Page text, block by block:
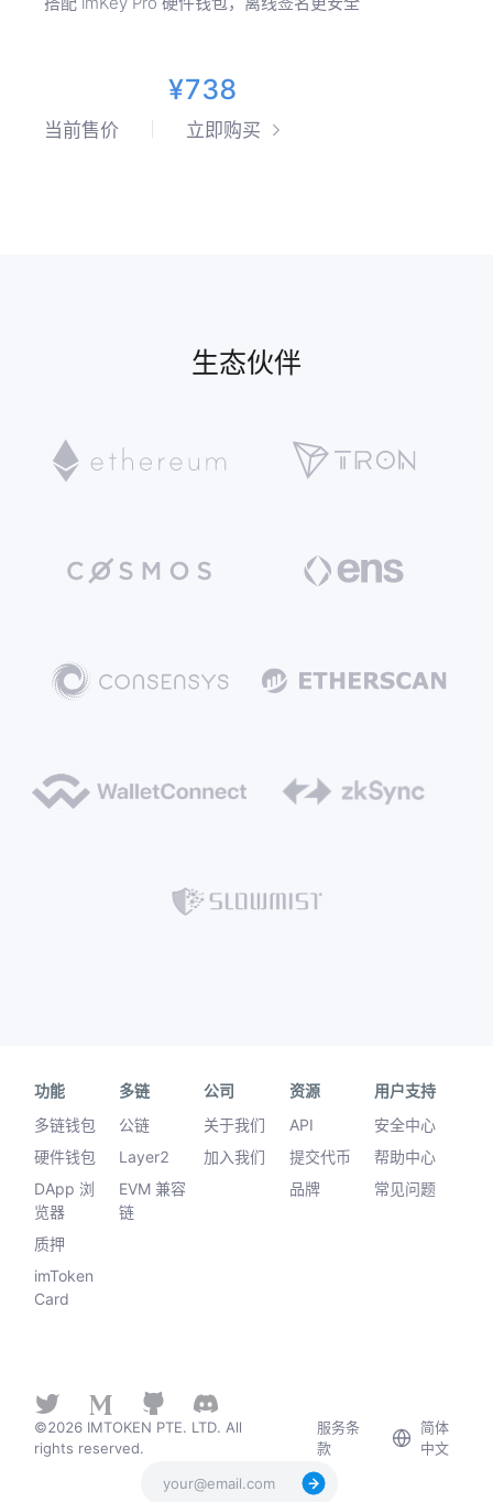
¥738
当前售价 立即购买
生态伙伴
功能
多链钱包
硬件钱包
DApp 浏
览器
质押
imToken
Card
多链
公链
Layer2
EVM 兼容
链
公司
关于我们
加入我们
资源
API
提交代币
品牌
用户支持
安全中心
帮助中心
常见问题
©2026 IMTOKEN PTE. LTD. All
rights reserved.
服务条
款
简体
中文